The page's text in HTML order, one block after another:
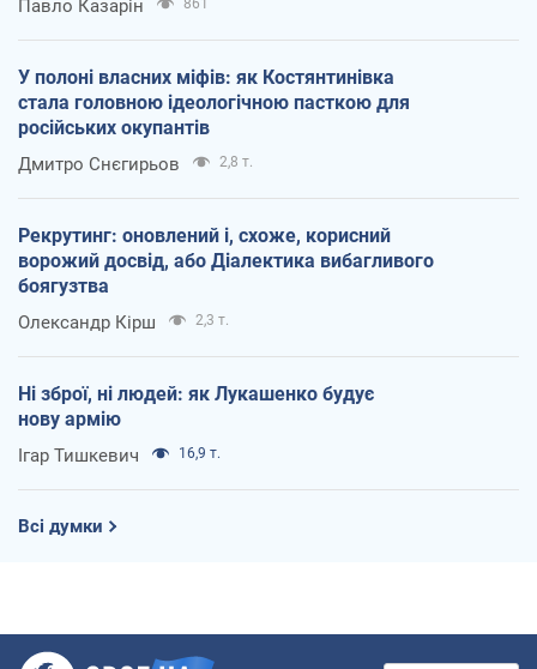
Павло Казарін
У полоні власних міфів: як Костянтинівка
стала головною ідеологічною пасткою для
російських окупантів
Дмитро Снєгирьов 2,8 т.
Рекрутинг: оновлений і, схоже, корисний
ворожий досвід, або Діалектика вибагливого
боягузтва
Олександр Кірш 2,3 т.
Ні зброї, ні людей: як Лукашенко будує
нову армію
Ігар Тишкевич 16,9 т.
Всі думки